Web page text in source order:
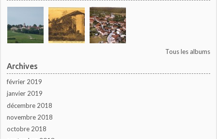
Tous les albums
Archives
février 2019
janvier 2019
décembre 2018
novembre 2018
octobre 2018